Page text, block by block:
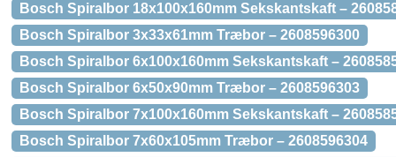
Bosch Spiralbor 18x100x160mm Sekskantskaft –
Bosch Spiralbor 3x33x61mm Træbor – 2608596300
Bosch Spiralbor 6x100x160mm Sekskantskaft –
Bosch Spiralbor 6x50x90mm Træbor – 2608596303
Bosch Spiralbor 7x100x160mm Sekskantskaft –
Bosch Spiralbor 7x60x105mm Træbor – 2608596304